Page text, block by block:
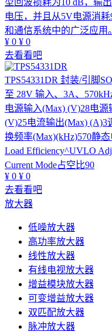
型回波损耗为10 dB，输
电压，并且从5V电源消
和通信系统中的广泛应用。
¥ 0 ¥ 0
去看看吧
TPS54331DR 封装/引脚
至 28V 输入、3A、
电源输入(Max) (V)28电
(V)25电流输出(Max) (A)3
换频率(Max)(kHz)570静
Load Efficiency^UVLO
Current Mode占空比90
¥ 0 ¥ 0
去看看吧
放大器
低噪放大器
高功率放大器
线性放大器
有线电视放大器
增益模块放大器
可变增益放大器
双匹配放大器
脉冲放大器